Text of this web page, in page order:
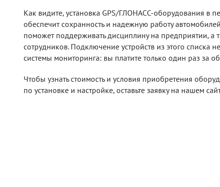
Как видите, установка GPS/ГЛОНАСС-оборудования в
обеспечит сохранность и надежную работу
поможет поддерживать дисциплину на предприятии, а
сотрудников. Подключение устройств из этого списка
системы мониторинга: вы платите только один раз за
Чтобы узнать стоимость и условия приобретения
по установке и настройке, оставьте заявку на нашем